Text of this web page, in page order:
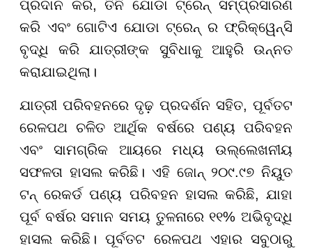
ପ୍ରଦାନ କରି, ତିନି ଯୋଡା ଟ୍ରେନ୍ ସମ୍ପ୍ରସାରଣ
କରି ଏବଂ ଗୋଟିଏ ଯୋଡା ଟ୍ରେନ୍ ର ଫ୍ରିକ୍ୱେନ୍ସି
ବୃଦ୍ଧି କରି ଯାତ୍ରୀଙ୍କ ସୁବିଧାକୁ ଆହୁରି ଉନ୍ନତ
କରାଯାଇଥିଲା।
ଯାତ୍ରୀ ପରିବହନରେ ଦୃଢ଼ ପ୍ରଦର୍ଶନ ସହିତ, ପୂର୍ବତଟ
ରେଳପଥ ଚଳିତ ଆର୍ଥିକ ବର୍ଷରେ ପଣ୍ୟ ପରିବହନ
ଏବଂ ସାମଗ୍ରିକ ଆୟରେ ମଧ୍ୟ ଉଲ୍ଲେଖନୀୟ
ସଫଳତା ହାସଲ କରିଛି। ଏହି ଜୋନ୍ ୨୦୯.୯୭ ନିୟୁତ
ଟନ୍ ରେକର୍ଡ ପଣ୍ୟ ପରିବହନ ହାସଲ କରିଛି, ଯାହା
ପୂର୍ବ ବର୍ଷର ସମାନ ସମୟ ତୁଳନାରେ ୧୧% ଅଭିବୃଦ୍ଧି
ହାସଲ କରିଛି। ପୂର୍ବତଟ ରେଳପଥ ଏହାର ସବୁଠାରୁ